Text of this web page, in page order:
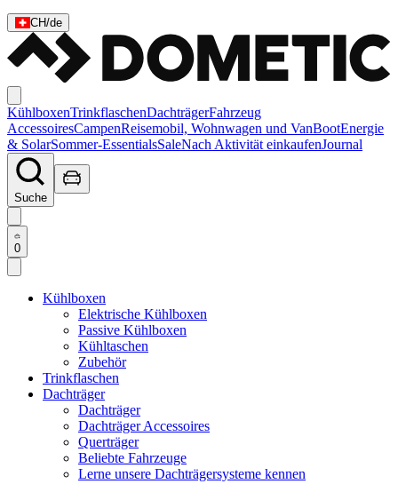
CH/de
KühlboxenTrinkflaschenDachträgerFahrzeug
AccessoiresCampenReisemobil, Wohnwagen und VanBootEnergie
& SolarSommer-EssentialsSaleNach Aktivität einkaufenJournal
Suche
0
Kühlboxen
Elektrische Kühlboxen
Passive Kühlboxen
Kühltaschen
Zubehör
Trinkflaschen
Dachträger
Dachträger
Dachträger Accessoires
Querträger
Beliebte Fahrzeuge
Lerne unsere Dachträgersysteme kennen